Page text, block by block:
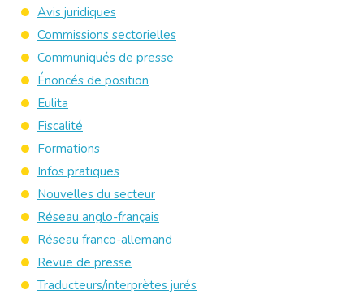
Avis juridiques
Commissions sectorielles
Communiqués de presse
Énoncés de position
Eulita
Fiscalité
Formations
Infos pratiques
Nouvelles du secteur
Réseau anglo-français
Réseau franco-allemand
Revue de presse
Traducteurs/interprètes jurés